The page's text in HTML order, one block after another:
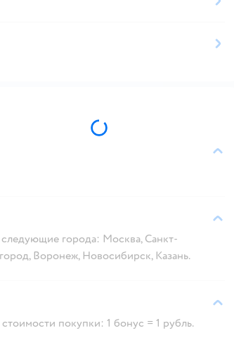
города: Москва, Санкт-
Воронеж, Новосибирск, Казань.
покупки: 1 бонус = 1 рубль.